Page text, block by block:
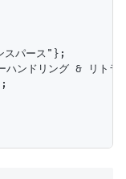
パース"};
ンドリング & リトラ